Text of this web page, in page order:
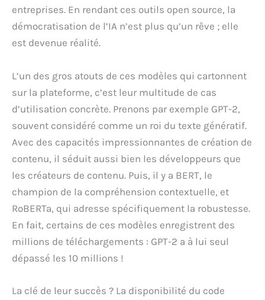
entreprises. En rendant ces outils open source, la
démocratisation de l’IA n’est plus qu’un rêve ; elle
est devenue réalité.
L’un des gros atouts de ces modèles qui cartonnent
sur la plateforme, c’est leur multitude de cas
d’utilisation concrète. Prenons par exemple GPT-2,
souvent considéré comme un roi du texte génératif.
Avec des capacités impressionnantes de création de
contenu, il séduit aussi bien les développeurs que
les créateurs de contenu. Puis, il y a BERT, le
champion de la compréhension contextuelle, et
RoBERTa, qui adresse spécifiquement la robustesse.
En fait, certains de ces modèles enregistrent des
millions de téléchargements : GPT-2 a à lui seul
dépassé les 10 millions !
La clé de leur succès ? La disponibilité du code